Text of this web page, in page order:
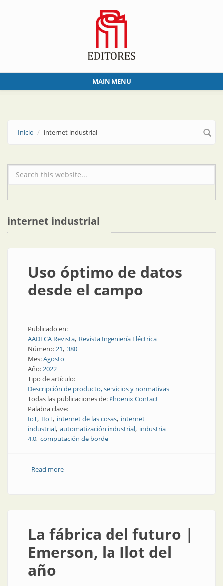
MAIN MENU
Inicio internet industrial
Formulario de búsqueda
internet industrial
Uso óptimo de datos
desde el campo
Publicado en:
AADECA Revista Revista Ingeniería Eléctrica
Número:21 380
Mes:Agosto
Año:2022
Tipo de artículo:
Descripción de producto, servicios y normativas
Todas las publicaciones de: Phoenix Contact
Palabra clave:
IoT IIoT internet de las cosas internet
industrial automatización industrial industria
4.0 computación de borde
Read moreabout Uso óptimo de datos desde el campo
La fábrica del futuro |
Emerson, la Ilot del
año